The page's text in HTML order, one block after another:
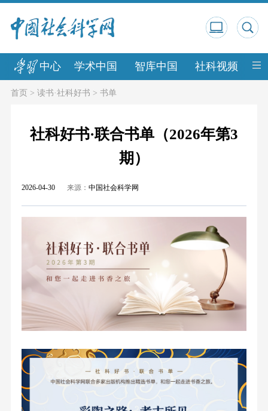
中心 学术中国 智库中国 社科视频 中
首页> 读书·社科好书 > 书单
社科好书·联合书单（2026年第3
期）
2026-04-30 来源： 中国社会科学网